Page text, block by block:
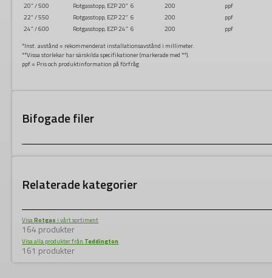
20” / 500 Rotgasstopp, EZP 20” 6 200
ppf
22” / 550
Rotgasstopp, EZP 22” 6 200
ppf
24” / 600
Rotgasstopp, EZP 24” 6 200
ppf
*Inst. avstånd = rekommenderat installationsavstånd i millimeter.
**Vissa storlekar har särskilda specifikationer (markerade med **).
ppf = Pris och produktinformation på förfråg
Bifogade filer
Relaterade kategorier
VisaRotgas i vårt sortiment
164 produkter
Visa alla produkter från Teddington
161 produkter